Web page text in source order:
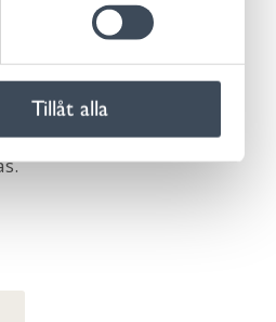
Tillåt alla